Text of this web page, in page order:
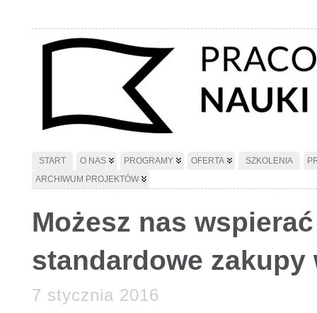
START O NAS PROGRAMY OFERTA SZKOLENIA
ARCHIWUM PROJEKTÓW
Możesz nas
standardowe zakupy
7 stycznia 2016